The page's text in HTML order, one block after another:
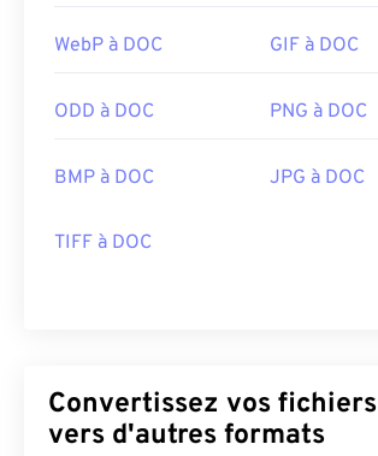
WebP à DOC GIF à DOC
ODD à DOC PNG à DOC
BMP à DOC JPG à DOC
TIFF à DOC
Convertissez vos fichiers DOT
vers d'autres formats